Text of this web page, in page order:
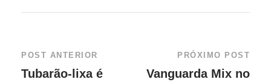
POST ANTERIOR
Tubarão-lixa é
PRÓXIMO POST
Vanguarda Mix no